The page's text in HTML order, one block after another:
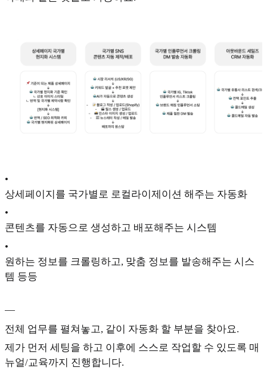
•
상세페이지를 국가별로 로컬라이제이션 해주는 자동화
•
콘텐츠를 자동으로 생성하고 배포해주는 시스템
•
원하는 정보를 크롤링하고, 맞춤 정보를 발송해주는 시스
템 등등
—
전체 업무를 펼쳐놓고, 같이 자동화 할 부분을 찾아요.
제가 먼저 세팅을 하고 이후에 스스로 작업할 수 있도록 매
뉴얼/교육까지 진행합니다.